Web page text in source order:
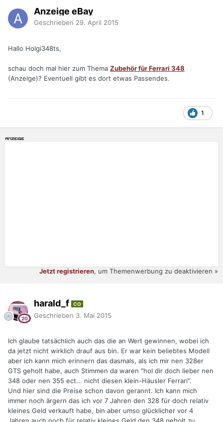
Anzeige eBay
Geschrieben 29. April 2015
Hallo Holgi348ts,
schau doch mal hier zum Thema Zubehör für Ferrari 348
(Anzeige)? Eventuell gibt es dort etwas Passendes.
1
Jetzt registrieren, um Themenwerbung zu deaktivieren »
harald_f CO
Geschrieben 3. Mai 2015
Ich glaube tatsächlich auch das die an Wert gewinnen, wobei ich
da jetzt nicht wirklich drauf aus bin. Er war kein beliebtes Modell
aber ich kann mich erinnern das dasmals, als ich mir nen 328er
GTS geholt habe, auch Stimmen da waren "hol dir doch lieber nen
348 oder nen 355 ect... nicht diesen klein-Häusler Ferrari".
Und hier sind die Preise schon davon gerannt. Ich kann mich
immer noch ärgern das ich vor 7 Jahren den 328 für doch relativ
kleines Geld verkauft habe, bin aber umso glücklicher vor 4